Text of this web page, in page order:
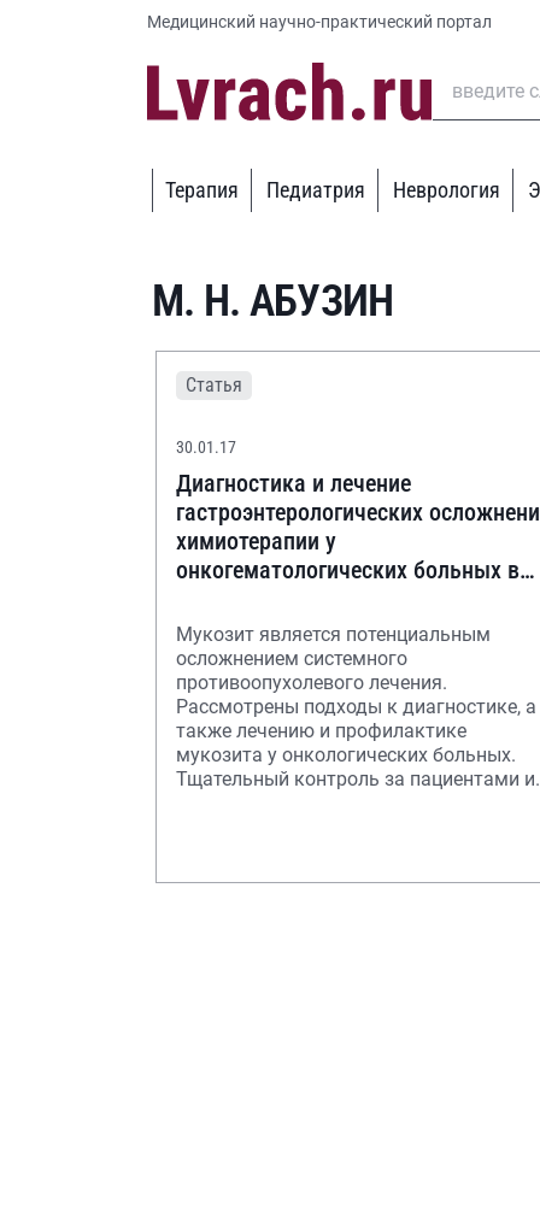
Медицинский научно-практический портал
Терапия Педиатрия Неврология
М. Н. АБУЗИН
Статья
30.01.17
Диагностика и лечение
гастроэнтерологических
химиотерапии у
онкогематологических больных в
Мукозит является потенциальным
осложнением системного
противоопухолевого лечения.
Рассмотрены подходы к диагностике, а
также лечению и профилактике
мукозита у онкологических больных.
Тщательный контроль за пациентами и